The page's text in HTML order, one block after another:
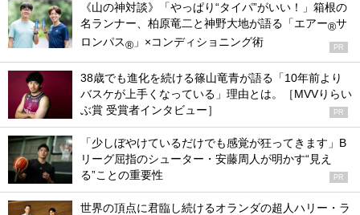
《山の神対談》「やっぱり“タイパ”がいい！」箱根の
名ランナー、柏原竜二と神野大地が語る「エアー®サ
ロンパス® 」×コンディショニング術 PR
38歳でも進化を続ける篠山竜青が語る「10年前より
バスケが上手くなっている」理由とは。［MVVりらい
ぶ賞 受賞者インタビュー］
PR
「少しぼやけているだけでも感覚が狂ってきます」B
リーグ屈指のシューター・安藤周人が明かす“見え
る”ことの重要性
PR
世界の頂点に君臨し続けるオランダの超人ハリー・ラ